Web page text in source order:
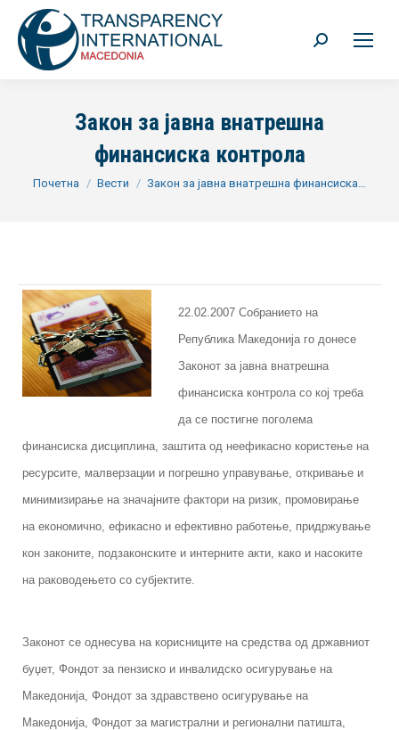
Search:
Закон за јавна внатрешна
финансиска контрола
You are here:
Почетна Вести Закон за јавна внатрешна финансиска…
22.02.2007 Собранието на
Република Македонија го донесе
Законот за јавна внатрешна
финансиска контрола со кој треба
да се постигне поголема
финансиска дисциплина, заштита од неефикасно користење на
ресурсите, малверзации и погрешно управување, откривање и
минимизирање на значајните фактори на ризик, промовирање
на економично, ефикасно и ефективно работење, придржување
кон законите, подзаконските и интерните акти, како и насоките
на раководењето со субјектите.
Законот се однесува на корисниците на средства од државниот
буџет, Фондот за пензиско и инвалидско осигурување на
Македонија, Фондот за здравствено осигурување на
Македонија, Фондот за магистрални и регионални патишта,